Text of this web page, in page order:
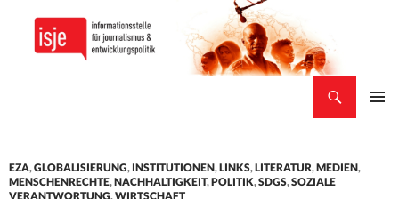
EZA,GLOBALISIERUNG, INSTITUTIONEN,LINKS,LITERATUR,MEDIEN,
MENSCHENRECHTE,NACHHALTIGKEIT,POLITIK,SDGS,SOZIALE
VERANTWORTUNG,WIRTSCHAFT